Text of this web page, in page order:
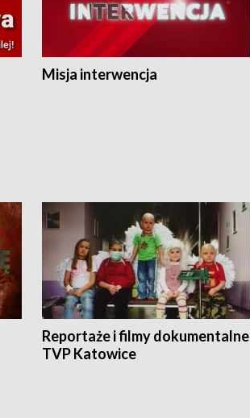
Misja interwencja
Reportaże i filmy dokumentalne
TVP Katowice